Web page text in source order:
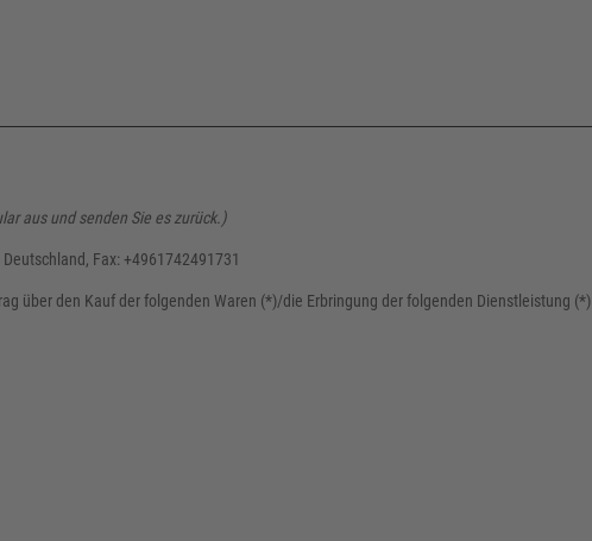
aus und senden Sie es zurück.)
Fax: +4961742491731
über den Kauf der folgenden Waren (*)/die Erbringung der folgenden Dienstleistung (*)